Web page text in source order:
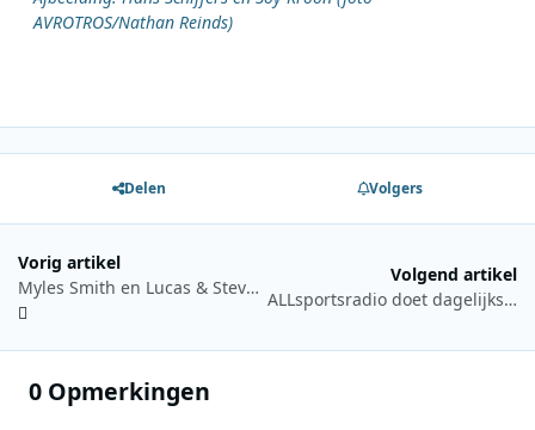
AVROTROS/Nathan Reinds)
Delen Volgers
Vorig artikel
Myles Smith en Lucas & Steve toegevoegd aan Qmusic Top 40 Live
Volgend artikel
ALLsportsradio doet dagelijks verslag vanaf ABN AMRO Open
0 Opmerkingen